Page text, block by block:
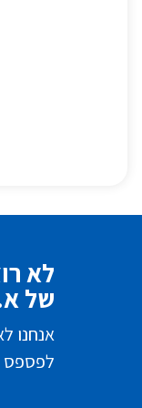
לא
של
אנחנו
לפספס